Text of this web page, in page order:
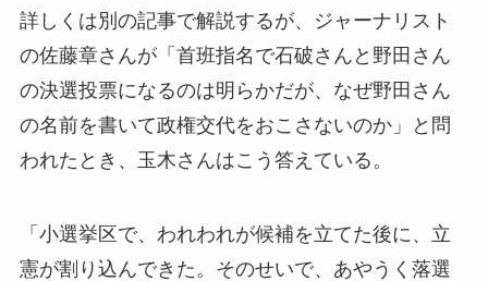
詳しくは別の記事で解説するが、ジャーナリスト
の佐藤章さんが「首班指名で石破さんと野田さん
の決選投票になるのは明らかだが、なぜ野田さん
の名前を書いて政権交代をおこさないのか」と問
われたとき、玉木さんはこう答えている。
「小選挙区で、われわれが候補を立てた後に、立
憲が割り込んできた。そのせいで、あやうく落選